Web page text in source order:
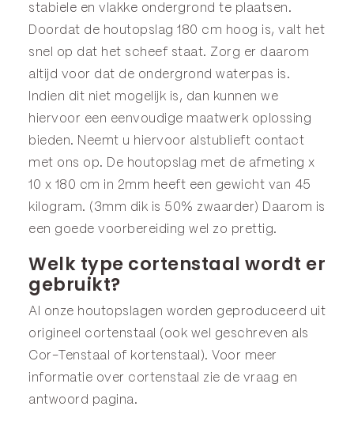
stabiele en vlakke ondergrond te plaatsen.
Doordat de houtopslag 180 cm hoog is, valt het
snel op dat het scheef staat. Zorg er daarom
altijd voor dat de ondergrond waterpas is.
Indien dit niet mogelijk is, dan kunnen we
hiervoor een eenvoudige maatwerk oplossing
bieden. Neemt u hiervoor alstublieft contact
met ons op. De houtopslag met de afmeting x
10 x 180 cm in 2mm heeft een gewicht van 45
kilogram. (3mm dik is 50% zwaarder) Daarom is
een goede voorbereiding wel zo prettig.
Welk type cortenstaal wordt er
gebruikt?
Al onze houtopslagen worden geproduceerd uit
origineel cortenstaal (ook wel geschreven als
Cor-Tenstaal of kortenstaal). Voor meer
informatie over cortenstaal zie de vraag en
antwoord pagina.